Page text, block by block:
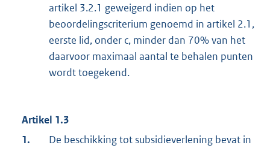
artikel 3.2.1 geweigerd indien op het
beoordelingscriterium genoemd in artikel 2.1,
eerste lid, onder c, minder dan 70% van het
daarvoor maximaal aantal te behalen punten
wordt toegekend.
Artikel 1.3
1.
De beschikking tot subsidieverlening bevat in